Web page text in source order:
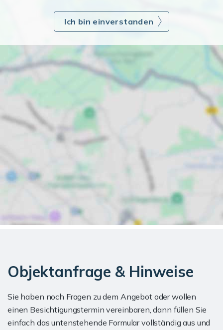
Ich bin einverstanden
Objektanfrage & Hinweise
Sie haben noch Fragen zu dem Angebot oder wollen
einen Besichtigungstermin vereinbaren, dann füllen Sie
einfach das untenstehende Formular vollständig aus und